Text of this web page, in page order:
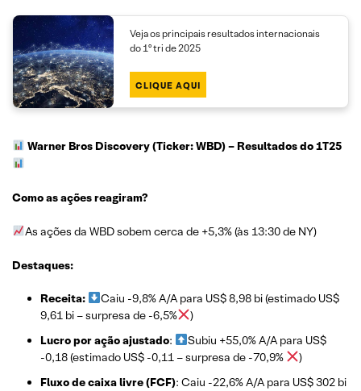
Veja os principais resultados internacionais
do 1º tri de 2025
CLIQUE AQUI
Warner Bros Discovery (Ticker: WBD)– Resultados do 1T25
Como as ações reagiram?
As ações da WBD sobem cerca de +5,3% (às 13:30 de NY)
Destaques:
Receita:
Caiu -9,8% A/A para US$ 8,98 bi (estimado US$
9,61 bi – surpresa de -6,5%
)
Lucro por ação ajustado:
Subiu +55,0% A/A para US$
-0,18 (estimado US$ -0,11 – surpresa de -70,9%
)
Fluxo de caixa livre (FCF): Caiu -22,6% A/A para US$ 302 bi